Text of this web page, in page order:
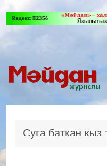
Суга баткан